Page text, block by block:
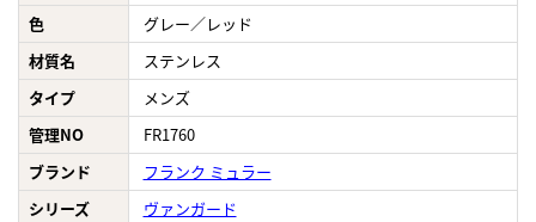
色
グレー／レッド
材質名
ステンレス
タイプ
メンズ
管理NO
FR1760
ブランド
フランク ミュラー
シリーズ
ヴァンガード